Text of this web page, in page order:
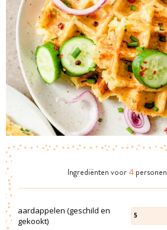
Ingrediënten voor 4 personen
aardappelen (geschild en
gekookt)
5